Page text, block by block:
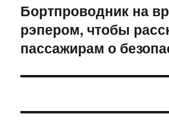
Следующая
запись:
Бортпроводник на
рэпером, чтобы
пассажирам о